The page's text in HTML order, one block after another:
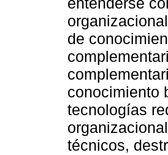
de
conocimiento
tecnologías
técnicos,